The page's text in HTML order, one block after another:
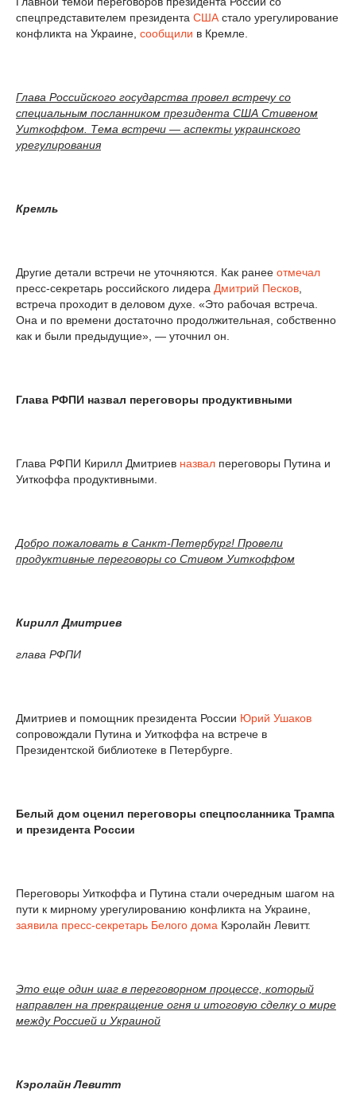
спецпредставителем президента СШАстало урегулирование
конфликта на Украине, сообщили в Кремле.
Глава Российского государства провел встречу со
специальным посланником президента США Стивеном
Уиткоффом. Тема встречи — аспекты украинского
урегулирования
Кремль
Другие детали встречи не уточняются. Как ранее отмечал
пресс-секретарь российского лидера Дмитрий Песков,
встреча проходит в деловом духе. «Это рабочая встреча.
Она и по времени достаточно продолжительная, собственно
как и были предыдущие», — уточнил он.
Глава РФПИ назвал переговоры продуктивными
Глава РФПИ Кирилл Дмитриев назвал переговоры Путина и
Уиткоффа продуктивными.
Добро пожаловать в Санкт-Петербург! Провели
продуктивные переговоры со Стивом Уиткоффом
Кирилл Дмитриев
глава РФПИ
Дмитриев и помощник президента России Юрий Ушаков
сопровождали Путина и Уиткоффа на встрече в
Президентской библиотеке в Петербурге.
Белый дом оценил переговоры спецпосланника Трампа
и президента России
Переговоры Уиткоффа и Путина стали очередным шагом на
пути к мирному урегулированию конфликта на Украине,
заявила пресс-секретарь Белого дома Кэролайн Левитт.
Это еще один шаг в переговорном процессе, который
направлен на прекращение огня и итоговую сделку о мире
между Россией и Украиной
Кэролайн Левитт